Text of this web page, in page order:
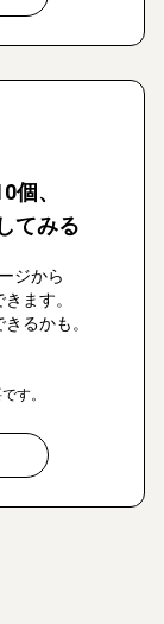
個、
てみる
ジから
ます。
るかも。
す。